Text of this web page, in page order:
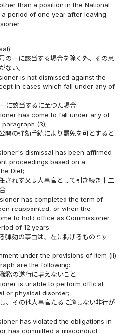
than a position in the National
period of one year after leaving
の一に該当する場合を除く外、その意
ない。
is not dismissed against the
in cases which fall under any of
に該当するに至つた場合
has come to fall under any of
(3);
開の弾劾手続により罷免を可とすると
dismissal has been affirmed
proceedings based on a
Diet;
されず又は人事官として引き続き十二
has completed the term of
reappointed, or when the
to hold office as Commissioner
of 12 years.
弾劾の事由は、左に掲げるものとす
under the provisions of item (ii)
are the following:
務の遂行に堪えないこと
is unable to perform official
or physical disorder;
、その他人事官たるに適しない非行が
has violated the obligations in
has committed a misconduct